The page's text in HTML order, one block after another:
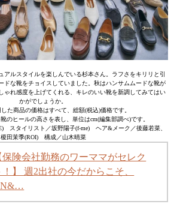
アルスタイルを楽しんでいる杉本さん。ラフさをキリリと引
ドな靴をチョイスしていました。秋はハンサムムードな靴が
ゃれ感度を上げてくれる、キレのいい靴を新調してみてはい
かがでしょうか。
た商品の価格はすべて、総額(税込)価格です。
ヒールの高さを表し、単位はcm(編集部調べ)です。
スタイリスト／坂野陽子(f-me) ヘア&メーク／後藤若菜、
榎田茉季(ROI) 構成／山木晴菜
保険会社勤務のワーママがセレク
！】 週2出社の今だからこそ、